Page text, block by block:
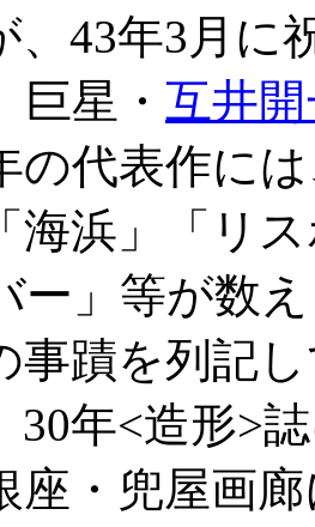
、43年3月に
巨星・ 互井
の代表作に
海浜」「リ
ー」等が数
事蹟を列記
30年<造形>
座・兜屋画